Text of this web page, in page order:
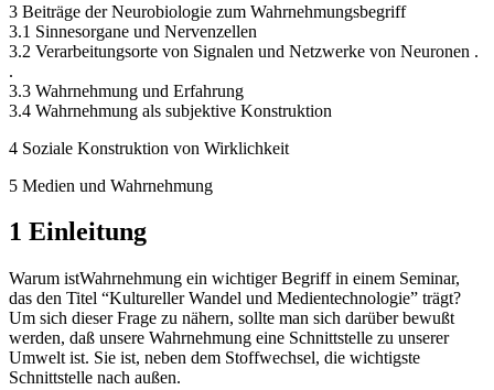
3 Beiträge der Neurobiologie zum Wahrnehmungsbegriff
3.1 Sinnesorgane und Nervenzellen
3.2 Verarbeitungsorte von Signalen und Netzwerke von Neuronen .
.
3.3 Wahrnehmung und Erfahrung
3.4 Wahrnehmung als subjektive Konstruktion
4 Soziale Konstruktion von Wirklichkeit
5 Medien und Wahrnehmung
1 Einleitung
Warum istWahrnehmung ein wichtiger Begriff in einem Seminar,
das den Titel “Kultureller Wandel und Medientechnologie” trägt?
Um sich dieser Frage zu nähern, sollte man sich darüber bewußt
werden, daß unsere Wahrnehmung eine Schnittstelle zu unserer
Umwelt ist. Sie ist, neben dem Stoffwechsel, die wichtigste
Schnittstelle nach außen.